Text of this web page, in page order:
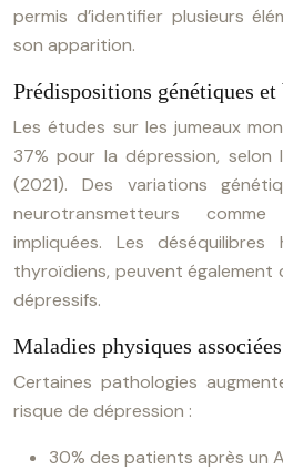
permis d’identifier plusieurs
son apparition.
Prédispositions génétiques
Les études sur les jumeaux
37% pour la dépression, selon
(2021). Des variations
neurotransmetteurs
impliquées. Les déséquilibres
thyroïdiens, peuvent également
dépressifs.
Maladies physiques associées
Certaines pathologies
risque de dépression :
30% des patients après un